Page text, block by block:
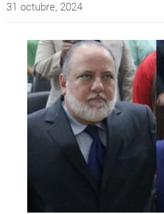
31 octubre, 2024